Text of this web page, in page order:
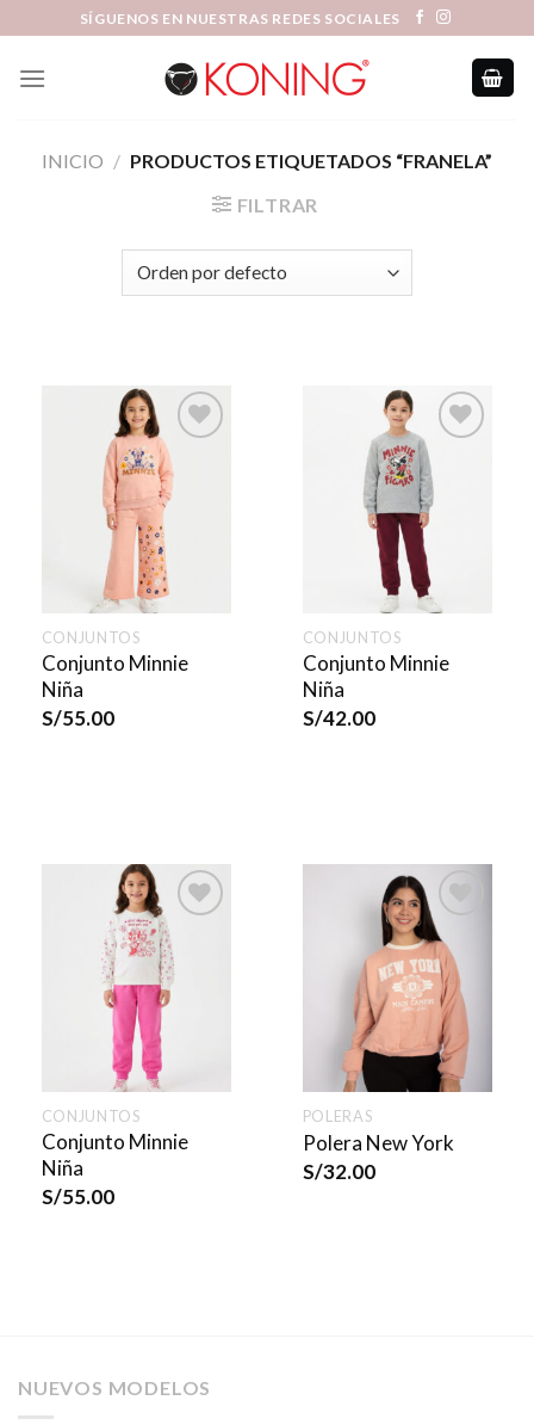
content
SÍGUENOS EN NUESTRAS REDES SOCIALES
INICIO / PRODUCTOS ETIQUETADOS “FRANELA”
FILTRAR
CONJUNTOS
Conjunto Minnie
Niña
S/55.00
CONJUNTOS
Conjunto Minnie
Niña
S/42.00
CONJUNTOS
Conjunto Minnie
Niña
S/55.00
POLERAS
Polera New York
S/32.00
NUEVOS MODELOS